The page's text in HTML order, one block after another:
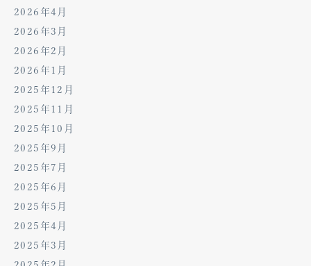
2026年4月
2026年3月
2026年2月
2026年1月
2025年12月
2025年11月
2025年10月
2025年9月
2025年7月
2025年6月
2025年5月
2025年4月
2025年3月